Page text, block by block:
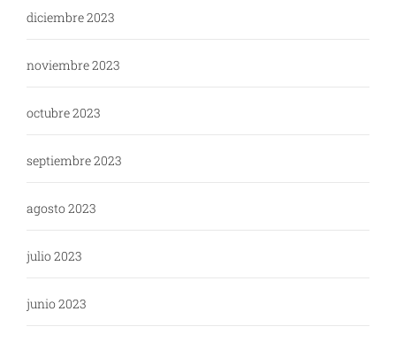
diciembre 2023
noviembre 2023
octubre 2023
septiembre 2023
agosto 2023
julio 2023
junio 2023